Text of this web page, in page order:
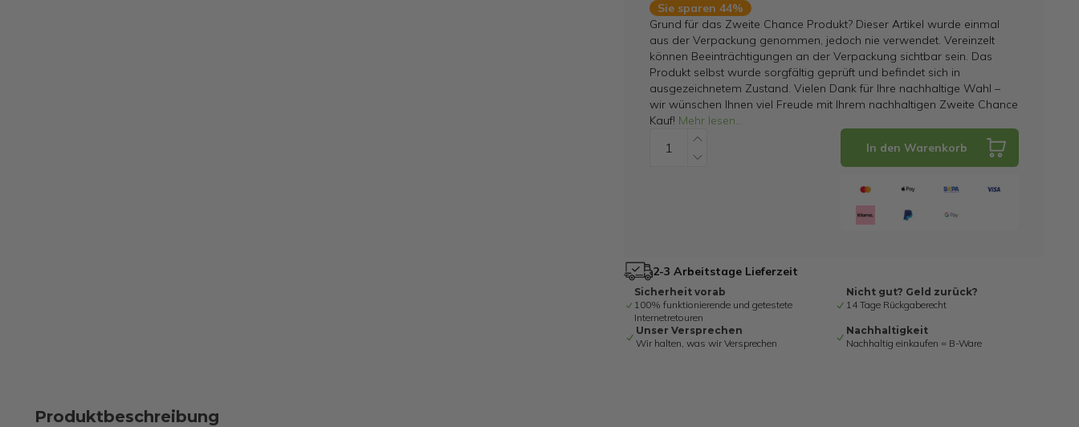
Sie sparen 44%
Grund für das Zweite Chance Produkt? Dieser Artikel wurde einmal
aus der Verpackung genommen, jedoch nie verwendet. Vereinzelt
können Beeinträchtigungen an der Verpackung sichtbar sein. Das
Produkt selbst wurde sorgfältig geprüft und befindet sich in
ausgezeichnetem Zustand. Vielen Dank für Ihre nachhaltige Wahl –
wir wünschen Ihnen viel Freude mit Ihrem nachhaltigen Zweite Chance
Kauf! Mehr lesen...
In den Warenkorb
2-3 Arbeitstage Lieferzeit
Sicherheit vorab
100% funktionierende und getestete
Internetretouren
Nicht gut? Geld zurück?
14 Tage Rückgaberecht
Unser Versprechen
Wir halten, was wir Versprechen
Nachhaltigkeit
Nachhaltig einkaufen = B-Ware
Produktbeschreibung